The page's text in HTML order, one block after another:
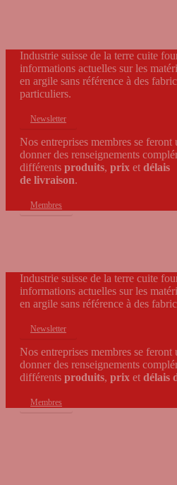
Industrie suisse de la terre cuite
informations actuelles sur les
en argile sans référence à des
particuliers.
Newsletter
Nos entreprises membres se
donner des renseignements
différents produits, prix et délais
de livraison.
Membres
Industrie suisse de la terre cuite
informations actuelles sur les
en argile sans référence à des
Newsletter
Nos entreprises membres se
donner des renseignements
différents produits, prix et délais
Membres